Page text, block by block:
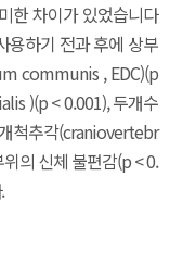
한 차이가 있었습니다
용하기 전과 후에 상부
communis , EDC)(p
)(p < 0.001), 두개수
척추각(craniovertebr
의 신체 불편감(p < 0.